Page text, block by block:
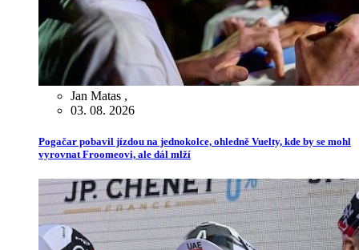
Jan Matas ,
03. 08. 2026
Pogačar pobavil jízdou na jednokolce, ohledně Vuelty, kde by se mohl
vyrovnat Froomeovi, ale dál mlží